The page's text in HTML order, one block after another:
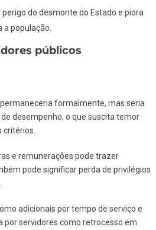
do desmonte do Estado e piora
a população.
públicos
formalmente, mas seria
desempenho, o que suscita temor
critérios.
e remunerações pode trazer
pode significar perda de privilégios
adicionais por tempo de serviço e
por servidores como retrocesso em